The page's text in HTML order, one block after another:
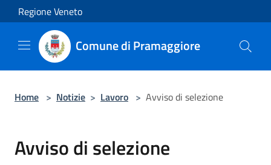
Salta al contenuto principale
Regione Veneto
Comune di Pramaggiore
Home > Notizie > Lavoro > Avviso di selezione
Avviso di selezione